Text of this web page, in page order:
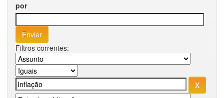
por
Filtros correntes: